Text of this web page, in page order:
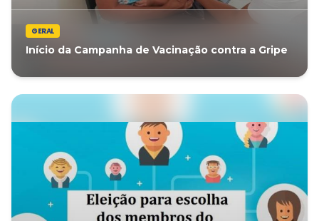
GERAL
Início da Campanha de Vacinação contra a Gripe